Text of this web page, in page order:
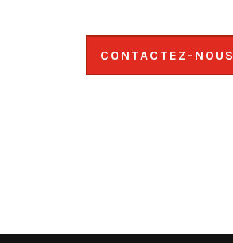
CONTACTEZ-NOUS